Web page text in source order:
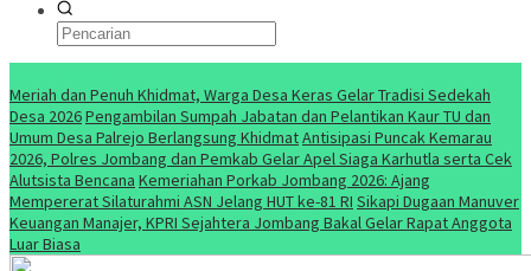
Meriah dan Penuh Khidmat, Warga Desa Keras Gelar Tradisi Sedekah
Desa 2026Pengambilan Sumpah Jabatan dan Pelantikan Kaur TU dan
Umum Desa Palrejo Berlangsung KhidmatAntisipasi Puncak Kemarau
2026, Polres Jombang dan Pemkab Gelar Apel Siaga Karhutla serta Cek
Alutsista Bencana Kemeriahan Porkab Jombang 2026: Ajang
Mempererat Silaturahmi ASN Jelang HUT ke-81 RI Sikapi Dugaan Manuver
Keuangan Manajer, KPRI Sejahtera Jombang Bakal Gelar Rapat Anggota
Luar Biasa